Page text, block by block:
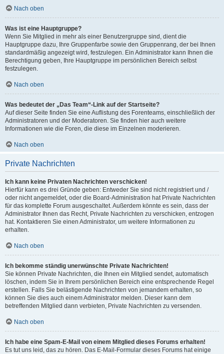
Nach oben
Was ist eine Hauptgruppe?
Wenn Sie Mitglied in mehr als einer Benutzergruppe sind, dient die
Hauptgruppe dazu, Ihre Gruppenfarbe sowie den Gruppenrang, der bei Ihnen
standardmäßig angezeigt wird, festzulegen. Ein Administrator kann Ihnen die
Berechtigung geben, Ihre Hauptgruppe im persönlichen Bereich selbst
festzulegen.
Nach oben
Was bedeutet der „Das Team“-Link auf der Startseite?
Auf dieser Seite finden Sie eine Auflistung des Forenteams, einschließlich der
Administratoren und der Moderatoren. Sie finden hier auch weitere
Informationen wie die Foren, die diese im Einzelnen moderieren.
Nach oben
Private Nachrichten
Ich kann keine Privaten Nachrichten verschicken!
Hierfür kann es drei Gründe geben: Entweder Sie sind nicht registriert und /
oder nicht angemeldet, oder die Board-Administration hat Private Nachrichten
für das komplette Forum ausgeschaltet. Außerdem könnte es sein, dass der
Administrator Ihnen das Recht, Private Nachrichten zu verschicken, entzogen
hat. Kontaktieren Sie einen Administrator, um weitere Informationen zu
erhalten.
Nach oben
Ich bekomme ständig unerwünschte Private Nachrichten!
Sie können Private Nachrichten, die Ihnen ein Mitglied sendet, automatisch
löschen, indem Sie in Ihrem persönlichen Bereich eine entsprechende Regel
erstellen. Falls Sie belästigende Nachrichten von jemandem erhalten, so
können Sie dies auch einem Administrator melden. Dieser kann dem
betreffenden Mitglied dann verbieten, Private Nachrichten zu versenden.
Nach oben
Ich habe eine Spam-E-Mail von einem Mitglied dieses Forums erhalten!
Es tut uns leid, das zu hören. Das E-Mail-Formular dieses Forums hat einige